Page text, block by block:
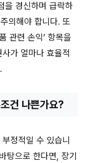
을 경신하며 급락하
의해야 합니다. 또
관련 손익’ 항목을
가 얼마나 효율적
건 나쁜가요?
정적일 수 있습니
탕으로 한다면, 장기